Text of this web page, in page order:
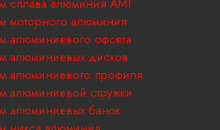
сплава алюминия АМГ
моторного алюминия
алюминиевого офсета
алюминиевых дисков
алюминиевого профиля
алюминиевой стружки
алюминиевых банок